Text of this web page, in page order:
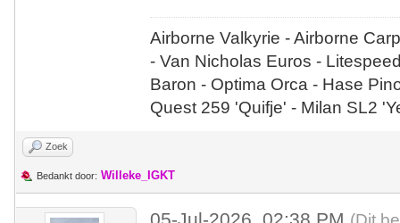
Airborne Valkyrie - Airborne
- Van Nicholas Euros -
Baron - Optima Orca - Hase
Quest 259 'Quifje' - Milan SL2
Zoek
Bedankt door: Willeke_IGKT